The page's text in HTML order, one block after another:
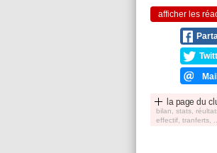
afficher les
Mail
la page du
bilan, stats,
effectif, tranferts, ...